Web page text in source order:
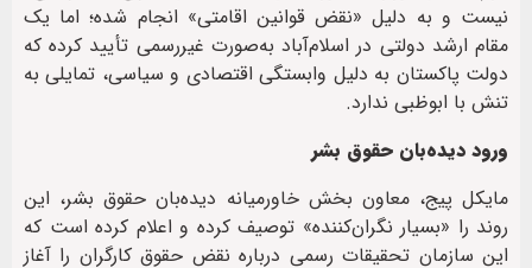
نیست و به دلیل «نقض قوانین اقامتی» انجام شده؛ اما یک
مقام ارشد دولتی در اسلام‌آباد به‌صورت غیررسمی تأیید کرده که
دولت پاکستان به دلیل وابستگی اقتصادی و سیاسی، تمایلی به
تنش با ابوظبی ندارد.
ورود دیده‌بان حقوق بشر
مایکل پیج، معاون بخش خاورمیانه دیده‌بان حقوق بشر، این
روند را «بسیار نگران‌کننده» توصیف کرده و اعلام کرده است که
این سازمان تحقیقات رسمی درباره نقض حقوق کارگران را آغاز